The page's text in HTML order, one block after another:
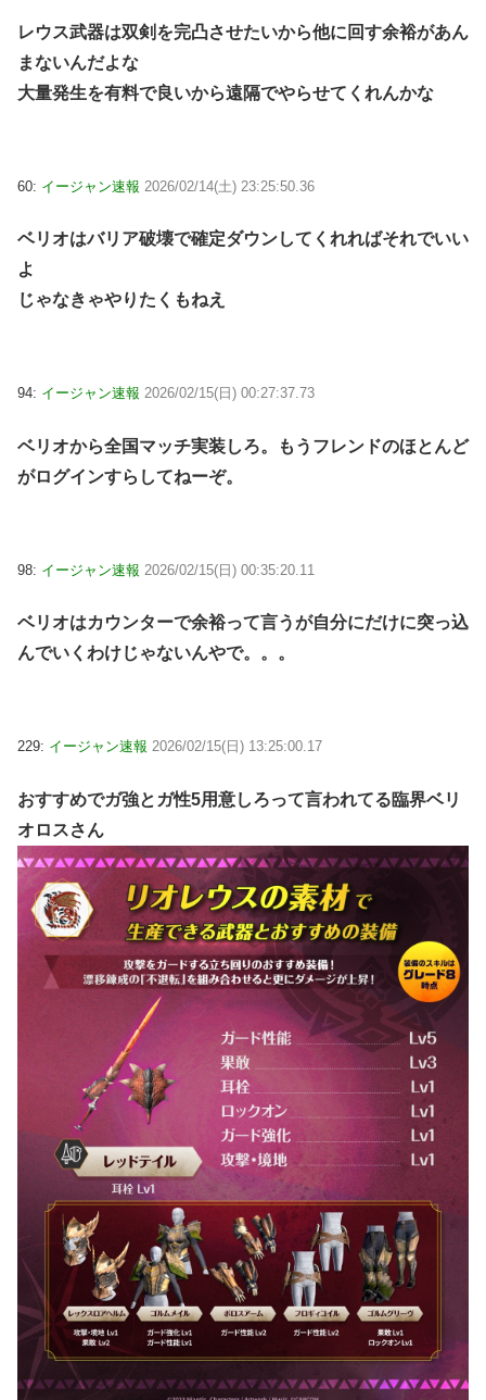
レウス武器は双剣を完凸させたいから他に回す余裕があん
まないんだよな
大量発生を有料で良いから遠隔でやらせてくれんかな
60: イージャン速報 2026/02/14(土) 23:25:50.36
ベリオはバリア破壊で確定ダウンしてくれればそれでいい
よ
じゃなきゃやりたくもねえ
94: イージャン速報 2026/02/15(日) 00:27:37.73
ベリオから全国マッチ実装しろ。もうフレンドのほとんど
がログインすらしてねーぞ。
98: イージャン速報 2026/02/15(日) 00:35:20.11
ベリオはカウンターで余裕って言うが自分にだけに突っ込
んでいくわけじゃないんやで。。。
229: イージャン速報 2026/02/15(日) 13:25:00.17
おすすめでガ強とガ性5用意しろって言われてる臨界ベリ
オロスさん